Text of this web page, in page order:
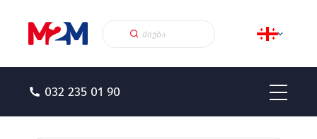
032 235 01 90